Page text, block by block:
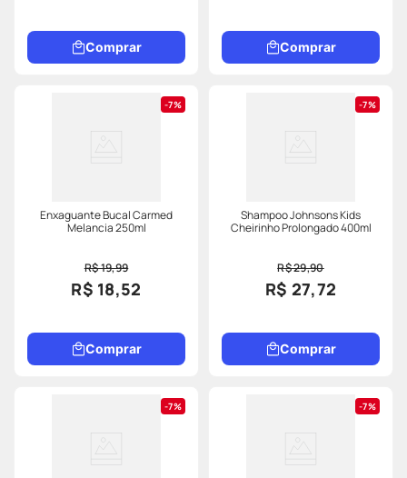
Comprar Comprar
7%
Enxaguante Bucal Carmed
Melancia 250ml
R$ 19,99
R$ 18,52
Comprar
7%
Shampoo Johnsons Kids
Cheirinho Prolongado 400ml
R$ 29,90
R$ 27,72
Comprar
7% 7%